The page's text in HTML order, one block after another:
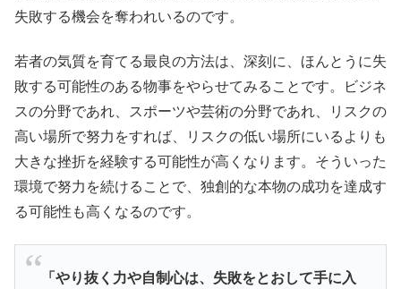
失敗する機会を奪われいるのです。
若者の気質を育てる最良の方法は、深刻に、ほんとうに失
敗する可能性のある物事をやらせてみることです。ビジネ
スの分野であれ、スポーツや芸術の分野であれ、リスクの
高い場所で努力をすれば、リスクの低い場所にいるよりも
大きな挫折を経験する可能性が高くなります。そういった
環境で努力を続けることで、独創的な本物の成功を達成す
る可能性も高くなるのです。
「やり抜く力や自制心は、失敗をとおして手に入